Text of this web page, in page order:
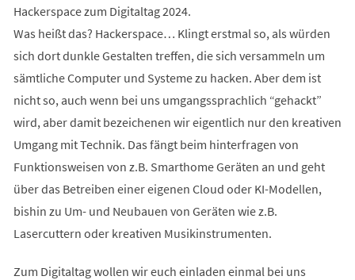
Hackerspace zum Digitaltag 2024.
Was heißt das? Hackerspace… Klingt erstmal so, als würden
sich dort dunkle Gestalten treffen, die sich versammeln um
sämtliche Computer und Systeme zu hacken. Aber dem ist
nicht so, auch wenn bei uns umgangssprachlich “gehackt”
wird, aber damit bezeichenen wir eigentlich nur den kreativen
Umgang mit Technik. Das fängt beim hinterfragen von
Funktionsweisen von z.B. Smarthome Geräten an und geht
über das Betreiben einer eigenen Cloud oder KI-Modellen,
bishin zu Um- und Neubauen von Geräten wie z.B.
Lasercuttern oder kreativen Musikinstrumenten.
Zum Digitaltag wollen wir euch einladen einmal bei uns